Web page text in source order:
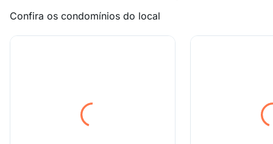
Confira os condomínios do local